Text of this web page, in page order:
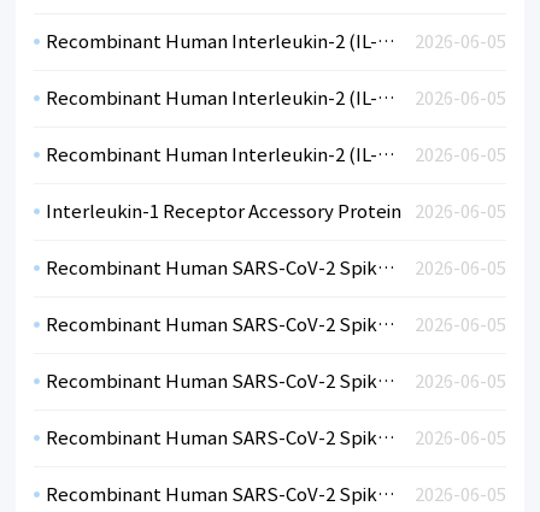
2026-06-05
Recombinant Human Interleukin-2 (IL-2)-CF
2026-06-05
Recombinant Human Interleukin-2 (IL-2)-BSA
2026-06-05
Recombinant Human Interleukin-2 (IL-2)-BSA
2026-06-05
Interleukin-1 Receptor Accessory Protein
2026-06-05
Recombinant Human SARS-CoV-2 Spike RBD Variant Omicron hFc, Lineage B.1.1.529 (HEK)
2026-06-05
Recombinant Human SARS-CoV-2 Spike RBD Variant Mu Lineage B.1.621 (HEK)
2026-06-05
Recombinant Human SARS-CoV-2 Spike RBD Variant Delta Lineage B.1.617.2 (HEK)
2026-06-05
Recombinant Human SARS-CoV-2 Spike RBDVariant Kappa B.1.617, India (HEK)
2026-06-05
Recombinant Human SARS-CoV-2 Spike RBDVariant 501Y.V3, Lineage B.1.1.248, Brazil & Japan (HEK)